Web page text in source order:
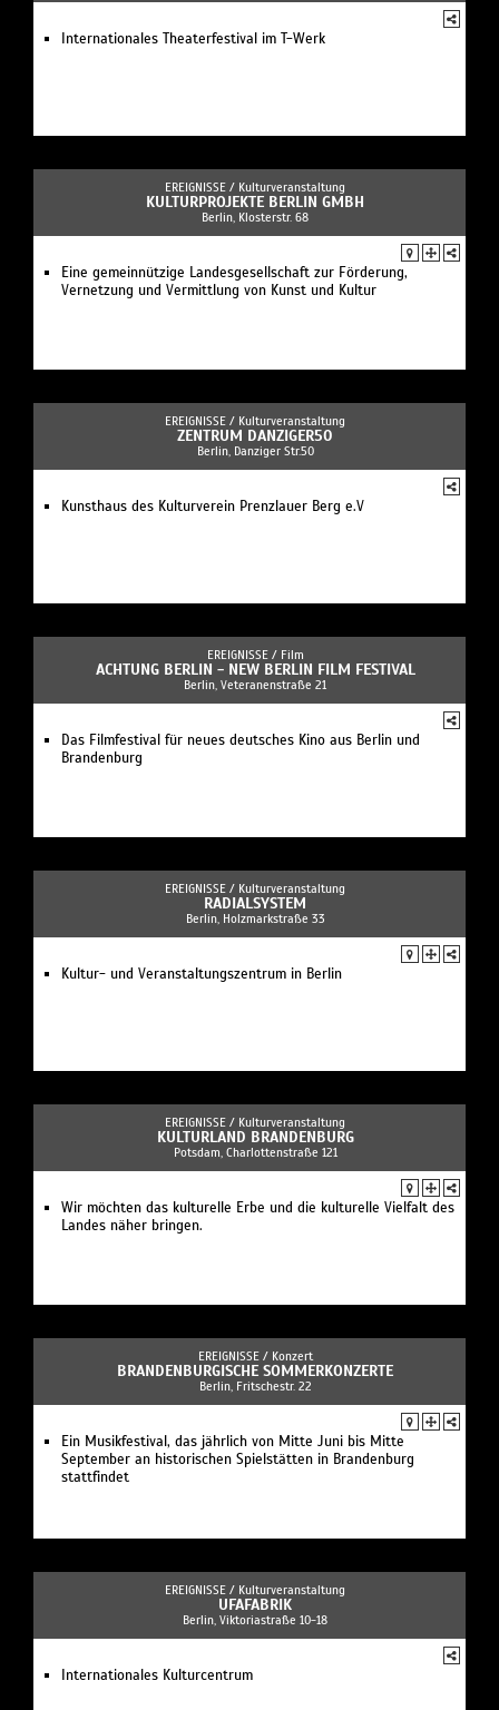
Internationales Theaterfestival im T-Werk
EREIGNISSE / Kulturveranstaltung
KULTURPROJEKTE BERLIN GMBH
Berlin, Klosterstr. 68
Eine gemeinnützige Landesgesellschaft zur Förderung,
Vernetzung und Vermittlung von Kunst und Kultur
EREIGNISSE / Kulturveranstaltung
ZENTRUM DANZIGER50
Berlin, Danziger Str.50
Kunsthaus des Kulturverein Prenzlauer Berg e.V
EREIGNISSE / Film
ACHTUNG BERLIN - NEW BERLIN FILM FESTIVAL
Berlin, Veteranenstraße 21
Das Filmfestival für neues deutsches Kino aus Berlin und
Brandenburg
EREIGNISSE / Kulturveranstaltung
RADIALSYSTEM
Berlin, Holzmarkstraße 33
Kultur- und Veranstaltungszentrum in Berlin
EREIGNISSE / Kulturveranstaltung
KULTURLAND BRANDENBURG
Potsdam, Charlottenstraße 121
Wir möchten das kulturelle Erbe und die kulturelle Vielfalt des
Landes näher bringen.
EREIGNISSE / Konzert
BRANDENBURGISCHE SOMMERKONZERTE
Berlin, Fritschestr. 22
Ein Musikfestival, das jährlich von Mitte Juni bis Mitte
September an historischen Spielstätten in Brandenburg
stattfindet
EREIGNISSE / Kulturveranstaltung
UFAFABRIK
Berlin, Viktoriastraße 10-18
Internationales Kulturcentrum